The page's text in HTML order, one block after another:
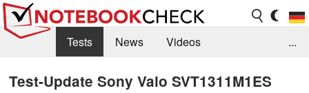
Tests News
Videos
...
Test-Update Sony Vaio SVT1311M1ES